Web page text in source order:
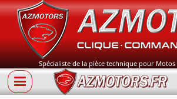
Spécialiste de la pièce technique pour Motos